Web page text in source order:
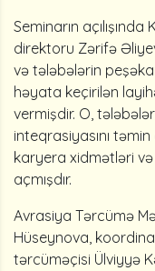
Seminarın
direktoru Zərifə
və tələbələrin
həyata keçirilən
vermişdir. O,
inteqrasiyasını
karyera xidmətləri
açmışdır.
Avrasiya Tərcümə
Hüseynova,
tərcüməçisi Ülviyyə